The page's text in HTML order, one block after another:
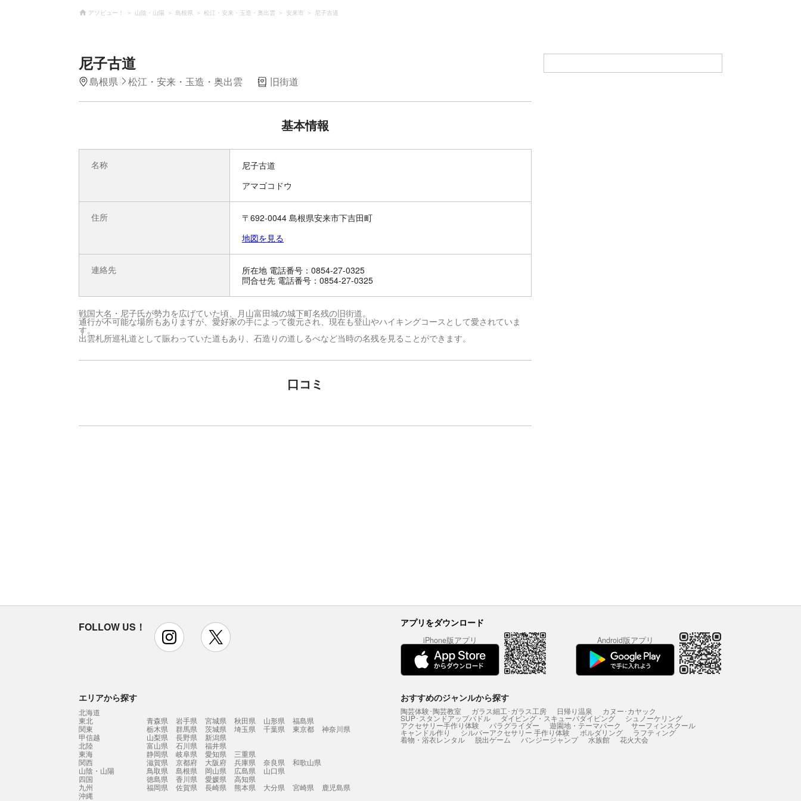
アソビュー！ 山陰・山陽 島根県 松江・安来・玉造・奥出雲 安来市 尼子古道
尼子古道
島根県 松江・安来・玉造・奥出雲 旧街道
基本情報
名称
尼子古道
アマゴコドウ
住所
〒692-0044 島根県安来市下吉田町
地図を見る
連絡先
所在地 電話番号：0854-27-0325
問合せ先 電話番号：0854-27-0325
戦国大名・尼子氏が勢力を広げていた頃、月山富田城の城下町名残の旧街道。
通行が不可能な場所もありますが、愛好家の手によって復元され、現在も登山やハイキングコースとして愛されていま
す。
出雲札所巡礼道として賑わっていた道もあり、石造りの道しるべなど当時の名残を見ることができます。
口コミ
FOLLOW US！ instagram アプリをダウンロード
iPhone版アプリ Android版アプリ
エリアから探す
北海道
東北
青森県 岩手県 宮城県 秋田県 山形県
福島県
関東
栃木県 群馬県 茨城県 埼玉県 千葉県 東京都
神奈川県
甲信越
山梨県 長野県
新潟県
北陸
富山県 石川県
福井県
東海
静岡県 岐阜県 愛知県
三重県
関西
滋賀県 京都府 大阪府 兵庫県 奈良県
和歌山県
山陰・山陽
鳥取県 島根県 岡山県 広島県
山口県
四国
徳島県 香川県 愛媛県
高知県
九州
福岡県 佐賀県 長崎県 熊本県 大分県 宮崎県
鹿児島県
沖縄
おすすめのジャンルから探す
陶芸体験･陶芸教室 ガラス細工･ガラス工房 日帰り温泉 カヌー･カヤック
SUP･スタンドアップパドル ダイビング・スキューバダイビング シュノーケリング
アクセサリー手作り体験 パラグライダー 遊園地・テーマパーク サーフィンスクール
キャンドル作り シルバーアクセサリー 手作り体験 ボルダリング ラフティング
着物・浴衣レンタル 脱出ゲーム バンジージャンプ 水族館 花火大会